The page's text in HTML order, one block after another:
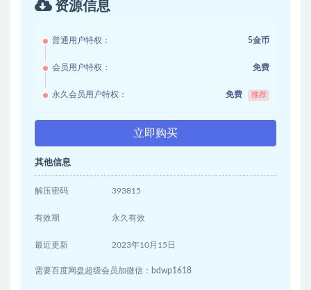
资源信息
普通用户特权： 5金币
会员用户特权： 免费
永久会员用户特权： 免费 推荐
立即购买
其他信息
解压密码 393815
有效期 永久有效
最近更新 2023年10月15日
需要百度网盘超级会员加微信：bdwp1618